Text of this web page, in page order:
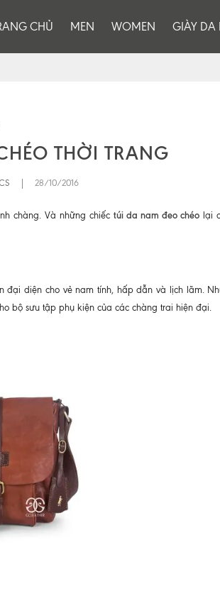
CHỦ MEN WOMEN GIÀY DA
THỜI TRANG
28/10/2016
chàng. Và những chiếctúi da nam đeo chéo lại
đại diện cho vẻ nam tính, hấp dẫn và lịch lãm.
bộ sưu tập phụ kiện của các chàng trai hiện đại.